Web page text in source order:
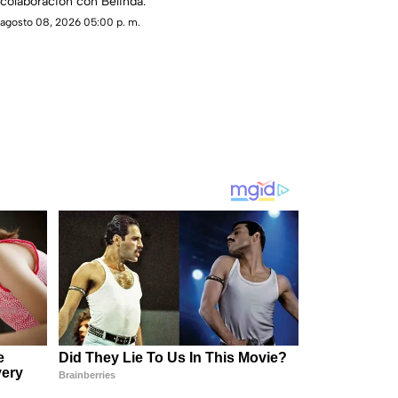
agosto 08, 2026 05:00 p. m.